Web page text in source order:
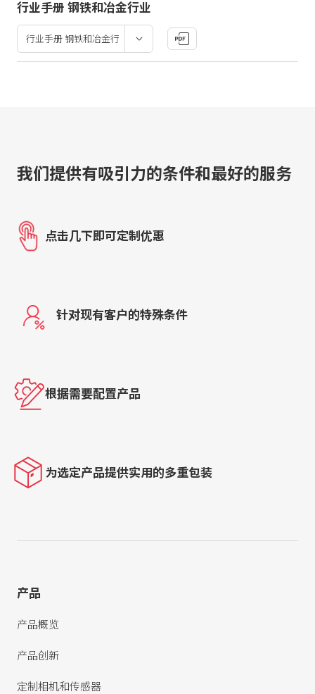
行业手册 钢铁和冶金行业
我们提供有吸引力的条件和最好的服务
点击几下即可定制优惠
针对现有客户的特殊条件
根据需要配置产品
为选定产品提供实用的多重包装
产品
产品概览
产品创新
定制相机和传感器